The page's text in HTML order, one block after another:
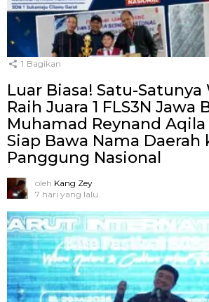
1 Bagikan
Luar Biasa! Satu-
Raih Juara 1 FLS3N Jawa
Muhamad Reynand
Siap Bawa Nama Daerah
Panggung Nasional
oleh Kang Zey
7 hari yang lalu